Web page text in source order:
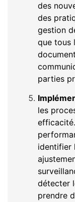
des
des
gestion
que tous
parties
les
identifier
détecter
prendre